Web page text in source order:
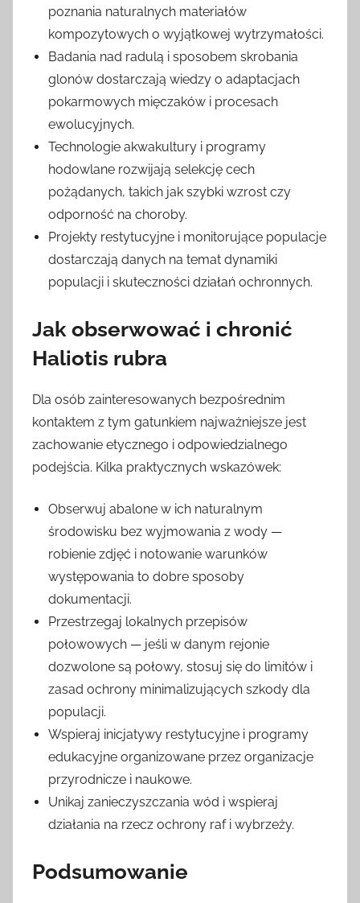
poznania naturalnych materiałów
kompozytowych o wyjątkowej wytrzymałości.
Badania nad radulą i sposobem skrobania
glonów dostarczają wiedzy o adaptacjach
pokarmowych mięczaków i procesach
ewolucyjnych.
Technologie akwakultury i programy
hodowlane rozwijają selekcję cech
pożądanych, takich jak szybki wzrost czy
odporność na choroby.
Projekty restytucyjne i monitorujące populacje
dostarczają danych na temat dynamiki
populacji i skuteczności działań ochronnych.
Jak obserwować i chronić
Haliotis rubra
Dla osób zainteresowanych bezpośrednim
kontaktem z tym gatunkiem najważniejsze jest
zachowanie etycznego i odpowiedzialnego
podejścia. Kilka praktycznych wskazówek:
Obserwuj abalone w ich naturalnym
środowisku bez wyjmowania z wody —
robienie zdjęć i notowanie warunków
występowania to dobre sposoby
dokumentacji.
Przestrzegaj lokalnych przepisów
połowowych — jeśli w danym rejonie
dozwolone są połowy, stosuj się do limitów i
zasad ochrony minimalizujących szkody dla
populacji.
Wspieraj inicjatywy restytucyjne i programy
edukacyjne organizowane przez organizacje
przyrodnicze i naukowe.
Unikaj zanieczyszczania wód i wspieraj
działania na rzecz ochrony raf i wybrzeży.
Podsumowanie